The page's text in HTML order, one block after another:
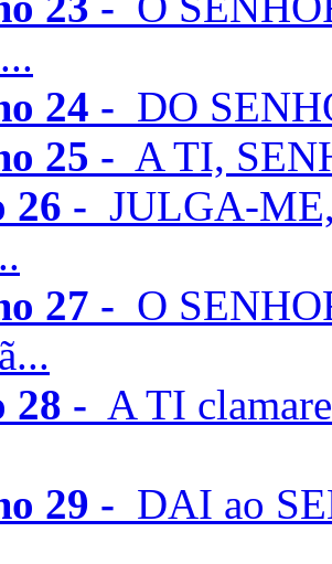
24 - DO
25 - A TI,
26 - JULGA-
27 - O
28 - A TI
29 - DAI ao